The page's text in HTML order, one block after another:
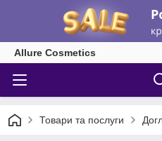
Allure Cosmetics
Товари та послуги